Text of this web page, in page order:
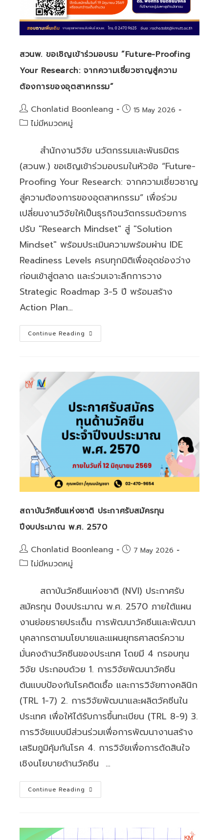
สวนพ. ขอเชิญเข้าร่วมอบรม “Future-Proofing
Your Research: จากความเชี่ยวชาญสู่ความ
ต้องการของอุตสาหกรรม”
Post
author:
Chonlatid Boonleang
Post15 May 2026
Postไม่มีหมวดหมู่
สำนักงานวิจัย นวัตกรรมและพันธมิตร
(สวนพ.) ขอเชิญเข้าร่วมอบรมในหัวข้อ “Future-
Proofing Your Research: จากความเชี่ยวชาญ
สู่ความต้องการของอุตสาหกรรม” เพื่อร่วม
เปลี่ยนงานวิจัยให้เป็นธุรกิจนวัตกรรมด้วยการ
ปรับ "Research Mindset" สู่ "Solution
Mindset" พร้อมประเมินความพร้อมผ่าน IDE
Readiness Levels ครบทุกมิติเพื่ออุดช่องว่าง
ก่อนเข้าสู่ตลาด และร่วมเจาะลึกการวาง
Strategic Roadmap 3-5 ปี พร้อมสร้าง
Action Plan…
Continue Reading
ขอ
ร่วม
“Future-
Proofing
Your
Research:
จาก
ความ
เชี่ยวชาญ
สู่
ต้องการ
ของ
สถาบันวัคซีนแห่งชาติ ประกาศรับสมัครทุน
ปีงบประมาณ พ.ศ. 2570
Post
author:
Chonlatid Boonleang
Post7 May 2026
Postไม่มีหมวดหมู่
สถาบันวัคซีนแห่งชาติ (NVI) ประกาศรับ
สมัครทุน ปีงบประมาณ พ.ศ. 2570 ภายใต้แผน
งานย่อยรายประเด็น การพัฒนาวัคซีนและพัฒนา
บุคลากรตามนโยบายและแผนยุทธศาสตร์ความ
มั่นคงด้านวัคซีนของประเทศ โดยมี 4 กรอบทุน
วิจัย ประกอบด้วย 1. การวิจัยพัฒนาวัคซีน
ต้นแบบป้องกันโรคติดเชื้อ และการวิจัยทางคลินิก
(TRL 1-7) 2. การวิจัยพัฒนาและผลิตวัคซีนใน
ประเทศ เพื่อให้ได้รับการขึ้นทะเบียน (TRL 8-9) 3.
การวิจัยแบบมีส่วนร่วมเพื่อการพัฒนางานสร้าง
เสริมภูมิคุ้มกันโรค 4. การวิจัยเพื่อการตัดสินใจ
เชิงนโยบายด้านวัคซีน …
Continue Reading
วัคซีน
ประกาศ